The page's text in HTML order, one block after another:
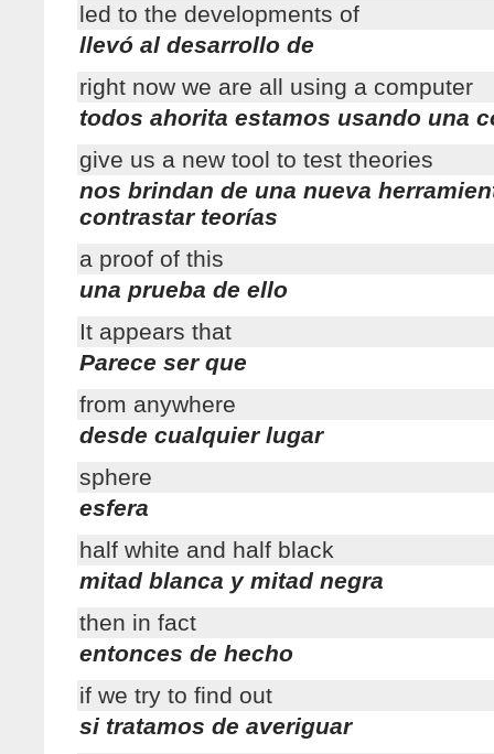
led to the developments of
llevó al desarrollo de
right now we are all using a computer
todos ahorita estamos usando una
give us a new tool to test theories
nos brindan de una nueva
contrastar teorías
a proof of this
una prueba de ello
It appears that
Parece ser que
from anywhere
desde cualquier lugar
sphere
esfera
half white and half black
mitad blanca y mitad negra
then in fact
entonces de hecho
if we try to find out
si tratamos de averiguar